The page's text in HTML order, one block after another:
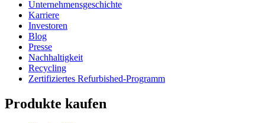
Unternehmensgeschichte
Karriere
Investoren
Blog
Presse
Nachhaltigkeit
Recycling
Zertifiziertes Refurbished-Programm
Produkte kaufen